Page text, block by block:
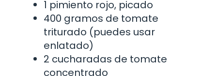
1 pimiento rojo, picado
400 gramos de tomate
triturado (puedes usar
enlatado)
2 cucharadas de tomate
concentrado